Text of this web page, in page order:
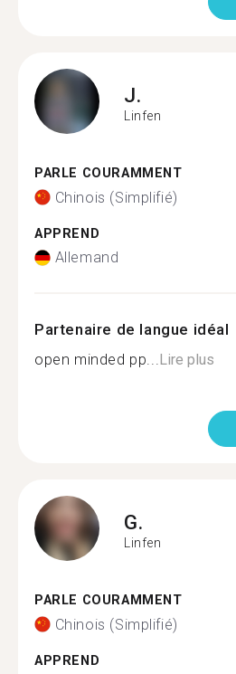
J.
Linfen
PARLE COURAMMENT
Chinois (Simplifié)
APPREND
Allemand
Partenaire de langue idéal
open minded pp...Lire plus
G.
Linfen
PARLE COURAMMENT
Chinois (Simplifié)
APPREND